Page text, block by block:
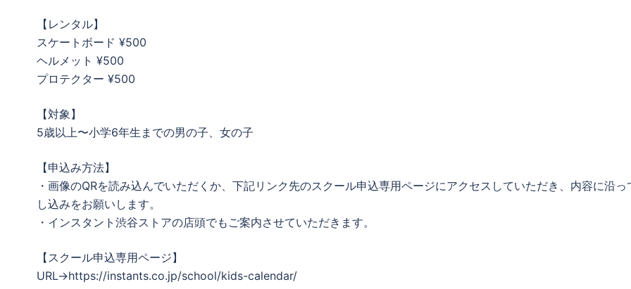
【レンタル】
スケートボード ¥500
ヘルメット ¥500
プロテクター ¥500
【対象】
5歳以上〜小学6年生までの男の子、女の子
【申込み方法】
・画像のQRを読み込んでいただくか、下記リンク先のスクール申込専用ページにアクセスしていただき、内容に沿っ
し込みをお願いします。
・インスタント渋谷ストアの店頭でもご案内させていただきます。
【スクール申込専用ページ】
URL→https://instants.co.jp/school/kids-calendar/